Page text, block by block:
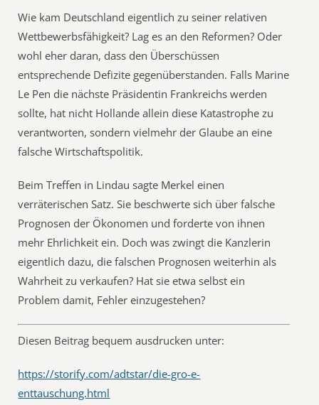
Wie kam Deutschland eigentlich zu seiner relativen
Wettbewerbsfähigkeit? Lag es an den Reformen? Oder
wohl eher daran, dass den Überschüssen
entsprechende Defizite gegenüberstanden. Falls Marine
Le Pen die nächste Präsidentin Frankreichs werden
sollte, hat nicht Hollande allein diese Katastrophe zu
verantworten, sondern vielmehr der Glaube an eine
falsche Wirtschaftspolitik.
Beim Treffen in Lindau sagte Merkel einen
verräterischen Satz. Sie beschwerte sich über falsche
Prognosen der Ökonomen und forderte von ihnen
mehr Ehrlichkeit ein. Doch was zwingt die Kanzlerin
eigentlich dazu, die falschen Prognosen weiterhin als
Wahrheit zu verkaufen? Hat sie etwa selbst ein
Problem damit, Fehler einzugestehen?
Diesen Beitrag bequem ausdrucken unter:
https://storify.com/adtstar/die-gro-e-
enttauschung.html